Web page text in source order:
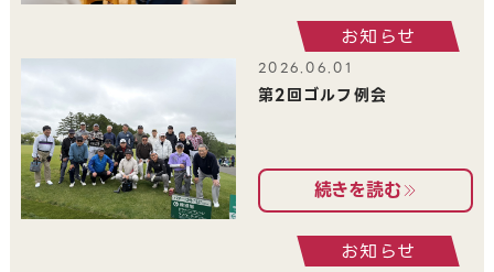
お知らせ
2026.06.01
第2回ゴルフ例会
続きを読む
お知らせ